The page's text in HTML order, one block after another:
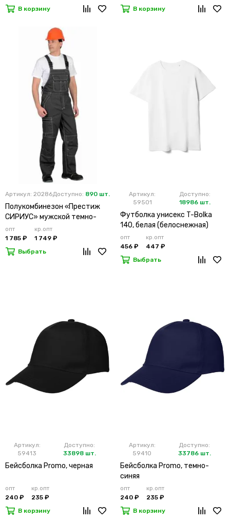
В корзину
В корзину
Артикул: 20286Доступно: 890 шт.
Полукомбинезон «Престиж
СИРИУС» мужской темно-
серый
опт
1 785 ₽
кр.опт
1 749 ₽
Выбрать
Артикул:
59501
Доступно:
18986 шт.
Футболка унисекс T-Bolka
140, белая (белоснежная)
опт
456 ₽
кр.опт
447 ₽
Выбрать
Артикул:
59413
Доступно:
33898 шт.
Бейсболка Promo, черная
опт
240 ₽
кр.опт
235 ₽
В корзину
Артикул:
59410
Доступно:
33786 шт.
Бейсболка Promo, темно-
синяя
опт
240 ₽
кр.опт
235 ₽
В корзину